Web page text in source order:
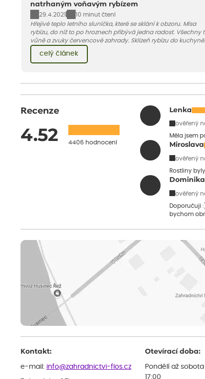
natrhaným voňavým rybízem
29.4.2021
10 minut čtení
Hřejivé teplo letního sluníčka, které se sklání k obzoru. Mísa
rybízu, do níž to po hroznech přibývá jedna radost. Všechny
vůně a zvuky červencové zahrady. Sklizeň rybízu do kuchyně
vnese neuvěřitelný klid a radost. A taky trochu bezstarostnosti
dětství při mlsání babiččina drobenkového koláče s rybízem.
celý článek
Recenze
4.52 4406 hodnocení
Lenka
ověřený
Měla jsem
Miroslava
ověřený
Rostliny
Dominika
ověřený
Doporučuji
bychom
Kontakt:
e-mail: info@zahradnictvi-flos.cz
Otevírací doba:
Pondělí až
17:00